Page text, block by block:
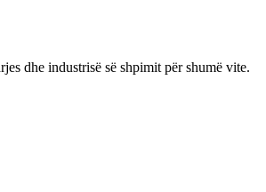
dhe industrisë së shpimit për shumë vite.